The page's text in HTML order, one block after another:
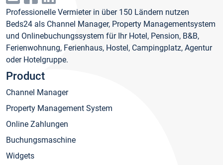
Professionelle Vermieter in über 150 Ländern nutzen
Beds24 als Channel Manager, Property Managementsystem
und Onlinebuchungssystem für Ihr Hotel, Pension, B&B,
Ferienwohnung, Ferienhaus, Hostel, Campingplatz, Agentur
oder Hotelgruppe.
Product
Channel Manager
Property Management System
Online Zahlungen
Buchungsmaschine
Widgets